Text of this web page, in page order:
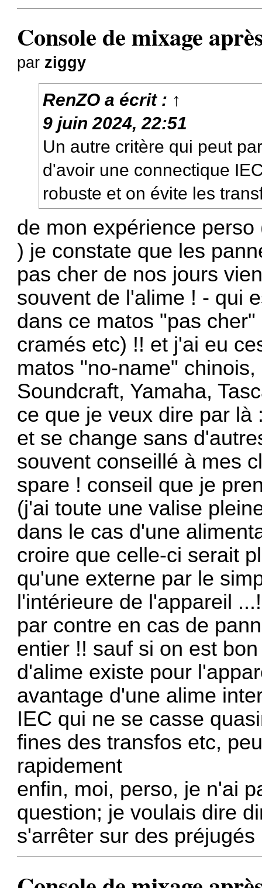
Console de mixage
par ziggy
RenZO a écrit : ↑
9 juin 2024, 22:51
Un autre critère qui peut
d'avoir une connectique
robuste et on évite les
de mon expérience
) je constate que les
pas cher de nos jours
souvent de l'alime ! - qui
dans ce matos "pas
cramés etc) !! et j'ai eu
matos "no-name"
Soundcraft, Yamaha,
ce que je veux dire par
et se change sans
souvent conseillé à mes
spare ! conseil que je
(j'ai toute une valise
dans le cas d'une
croire que celle-ci serait
qu'une externe par le
l'intérieure de l'appareil
par contre en cas de
entier !! sauf si on est
d'alime existe pour
avantage d'une alime
IEC qui ne se casse
fines des transfos etc,
rapidement
enfin, moi, perso, je n'ai
question; je voulais dire
s'arrêter sur des